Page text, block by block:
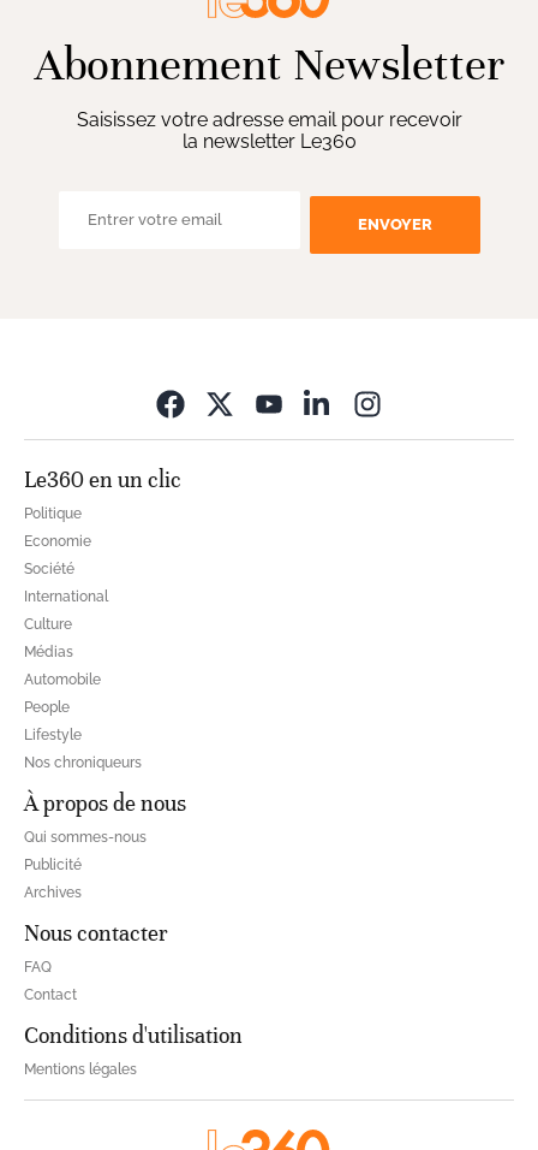
Abonnement Newsletter
Saisissez votre adresse email pour recevoir
la newsletter Le360
ENVOYER
Le360 en un clic
Politique
Economie
Société
International
Culture
Médias
Automobile
People
Lifestyle
Nos chroniqueurs
À propos de nous
Qui sommes-nous
Publicité
Archives
Nous contacter
FAQ
Contact
Conditions d'utilisation
Mentions légales